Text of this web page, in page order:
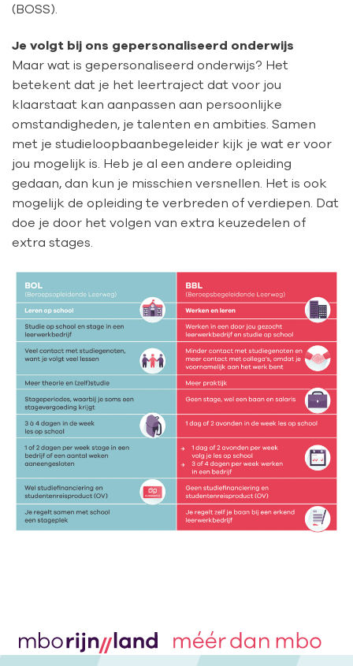
(BOSS).
Je volgt bij ons gepersonaliseerd onderwijs
Maar wat is gepersonaliseerd onderwijs? Het
betekent dat je het leertraject dat voor jou
klaarstaat kan aanpassen aan persoonlijke
omstandigheden, je talenten en ambities. Samen
met je studieloopbaanbegeleider kijk je wat er voor
jou mogelijk is. Heb je al een andere opleiding
gedaan, dan kun je misschien versnellen. Het is ook
mogelijk de opleiding te verbreden of verdiepen. Dat
doe je door het volgen van extra keuzedelen of
extra stages.